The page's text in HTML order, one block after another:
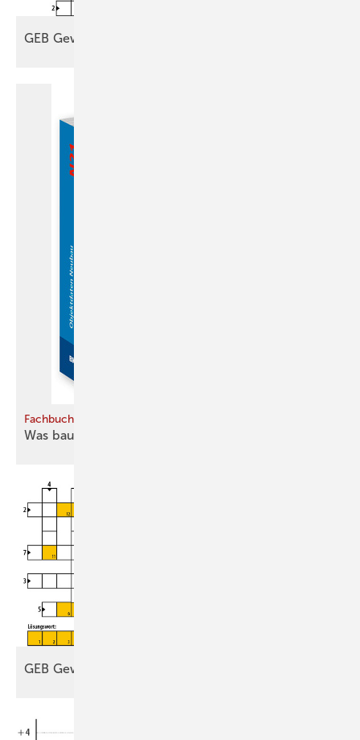
GEB Gewinnspiel
Fachbuch
Was bauen
GEB Gewinnspiel